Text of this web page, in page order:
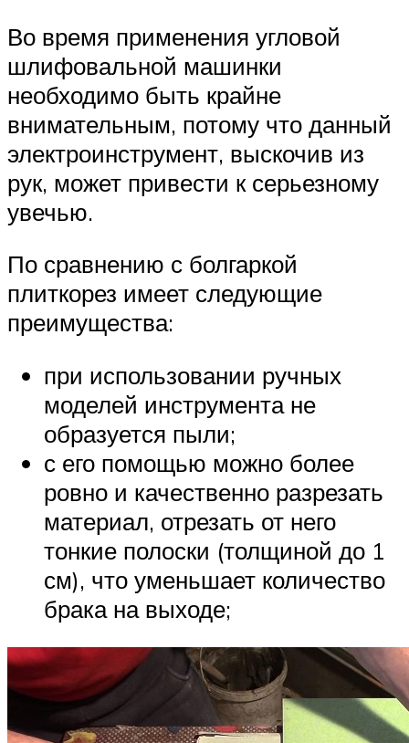
Во время применения угловой
шлифовальной машинки
необходимо быть крайне
внимательным, потому что данный
электроинструмент, выскочив из
рук, может привести к серьезному
увечью.
По сравнению с болгаркой
плиткорез имеет следующие
преимущества:
при использовании ручных
моделей инструмента не
образуется пыли;
с его помощью можно более
ровно и качественно разрезать
материал, отрезать от него
тонкие полоски (толщиной до 1
см), что уменьшает количество
брака на выходе;